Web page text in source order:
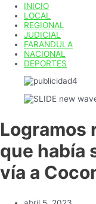
INICIO
LOCAL
REGIONAL
JUDICIAL
FARANDULA
NACIONAL
DEPORTES
Logramos
que había
vía a